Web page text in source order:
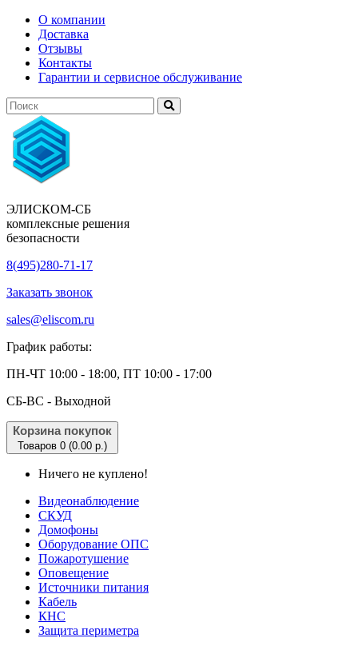
О компании
Доставка
Отзывы
Контакты
Гарантии и сервисное обслуживание
ЭЛИСКОМ-СБ
комплексные решения
безопасности
8(495)280-71-17
Заказать звонок
sales@eliscom.ru
График работы:
ПН-ЧТ 10:00 - 18:00, ПТ 10:00 - 17:00
CБ-ВС - Выходной
Корзина покупок
Товаров 0 (0.00 р.)
Ничего не куплено!
Видеонаблюдение
СКУД
Домофоны
Оборудование ОПС
Пожаротушение
Оповещение
Источники питания
Кабель
КНС
Защита периметра